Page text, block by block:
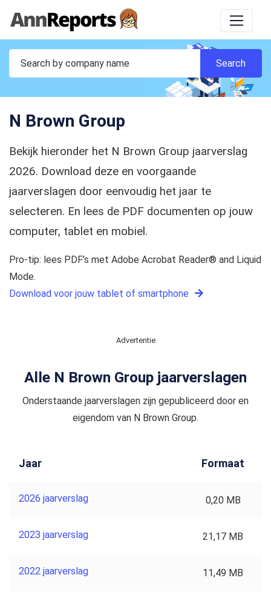
N Brown Group
Bekijk hieronder het N Brown Group jaarverslag
2026. Download deze en voorgaande
jaarverslagen door eenvoudig het jaar te
selecteren. En lees de PDF documenten op jouw
computer, tablet en mobiel.
Pro-tip: lees PDF’s met Adobe Acrobat Reader® and Liquid
Mode.
Download voor jouw tablet of smartphone
Advertentie
Alle N Brown Group jaarverslagen
Onderstaande jaarverslagen zijn gepubliceerd door en
eigendom van N Brown Group.
Jaar Formaat
2026 jaarverslag 0,20 MB
2023 jaarverslag 21,17 MB
2022 jaarverslag 11,49 MB